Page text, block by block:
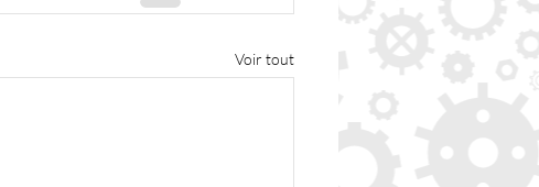
Voir tout